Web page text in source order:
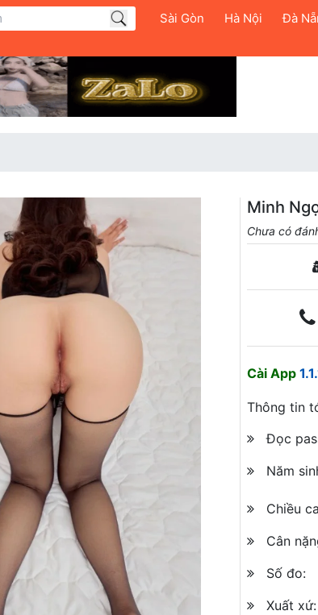
Sài Gòn Hà Nội Đà
Minh
Chưa có
Cài App
Thông tin
Đọc
Năm
Chiều
Cân
Số đo:
Xuất xứ: